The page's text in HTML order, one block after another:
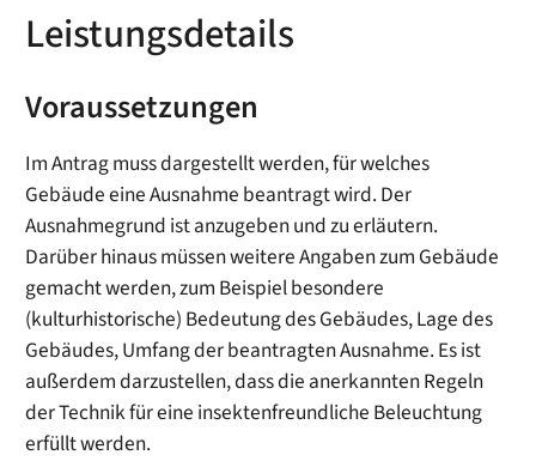
Leistungsdetails
Voraussetzungen
Im Antrag muss dargestellt werden, für welches
Gebäude eine Ausnahme beantragt wird. Der
Ausnahmegrund ist anzugeben und zu erläutern.
Darüber hinaus müssen weitere Angaben zum Gebäude
gemacht werden, zum Beispiel besondere
(kulturhistorische) Bedeutung des Gebäudes, Lage des
Gebäudes, Umfang der beantragten Ausnahme. Es ist
außerdem darzustellen, dass die anerkannten Regeln
der Technik für eine insektenfreundliche Beleuchtung
erfüllt werden.